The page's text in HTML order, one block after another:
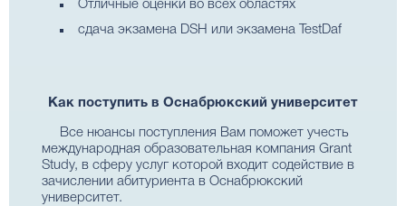
Отличные оценки во всех областях
сдача экзамена DSH или экзамена TestDaf
Как поступить в Оснабрюкский университет
Все нюансы поступления Вам поможет учесть
международная образовательная компания Grant
Study, в сферу услуг которой входит содействие в
зачислении абитуриента в Оснабрюкский
университет.